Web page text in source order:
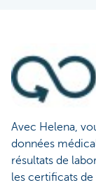
Avec Helena,
données
résultats de
les certificats